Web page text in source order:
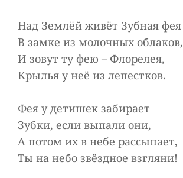
Над Землёй живёт Зубная фея
В замке из молочных облаков,
И зовут ту фею – Флорелея,
Крылья у неё из лепестков.
Фея у детишек забирает
Зубки, если выпали они,
А потом их в небе рассыпает,
Ты на небо звёздное взгляни!